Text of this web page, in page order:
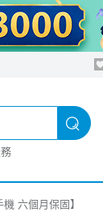
六個月保固】